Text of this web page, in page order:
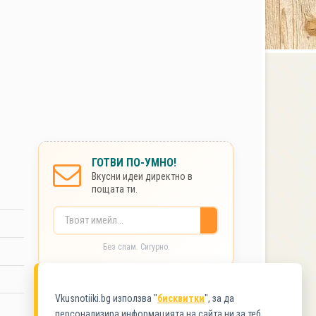
ГОТВИ ПО-УМНО!
Вкусни идеи директно в
пощата ти.
Без спам. Сигурно.
КАТЕГОРИИ
Vkusnotiiki.bg използва "бисквитки", за да